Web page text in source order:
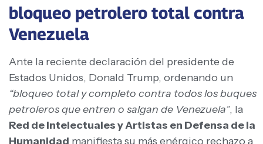
bloqueo petrolero total contra
Venezuela
Ante la reciente declaración del presidente de
Estados Unidos, Donald Trump, ordenando un
“bloqueo total y completo contra todos los buques
petroleros que entren o salgan de Venezuela”, la
Red de Intelectuales y Artistas en Defensa de la
Humanidad manifiesta su más enérgico rechazo a